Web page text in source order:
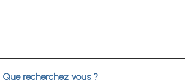
Que recherchez vous ?